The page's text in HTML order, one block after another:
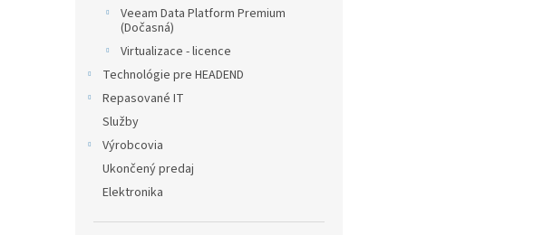
Veeam Data Platform Premium
(Dočasná)
Virtualizace - licence
Technológie pre HEADEND
Repasované IT
Služby
Výrobcovia
Ukončený predaj
Elektronika